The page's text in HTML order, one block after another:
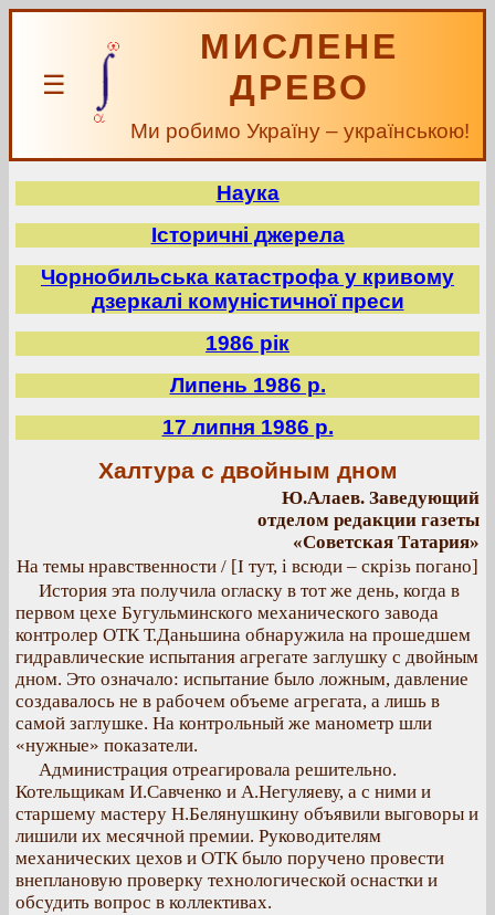
☰
МИСЛЕНЕ
ДРЕВО
Ми робимо Україну – українською!
Наука
Історичні джерела
Чорнобильська катастрофа у кривому
дзеркалі комуністичної преси
1986 рік
Липень 1986 р.
17 липня 1986 р.
Халтура с двойным дном
Ю.Алаев. Заведующий
отделом редакции газеты
«Советская Татария»
На темы нравственности / [І тут, і всюди – скрізь погано]
История эта получила огласку в тот же день, когда в
первом цехе Бугульминского механического завода
контролер ОТК Т.Даньшина обнаружила на прошедшем
гидравлические испытания агрегате заглушку с двойным
дном. Это означало: испытание было ложным, давление
создавалось не в рабочем объеме агрегата, а лишь в
самой заглушке. На контрольный же манометр шли
«нужные» показатели.
Администрация отреагировала решительно.
Котельщикам И.Савченко и А.Негуляеву, а с ними и
старшему мастеру Н.Белянушкину объявили выговоры и
лишили их месячной премии. Руководителям
механических цехов и ОТК было поручено провести
внеплановую проверку технологической оснастки и
обсудить вопрос в коллективах.